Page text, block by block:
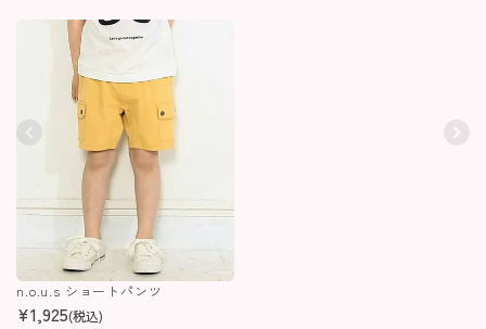
n.o.u.s ショートパンツ
¥1,925(税込)